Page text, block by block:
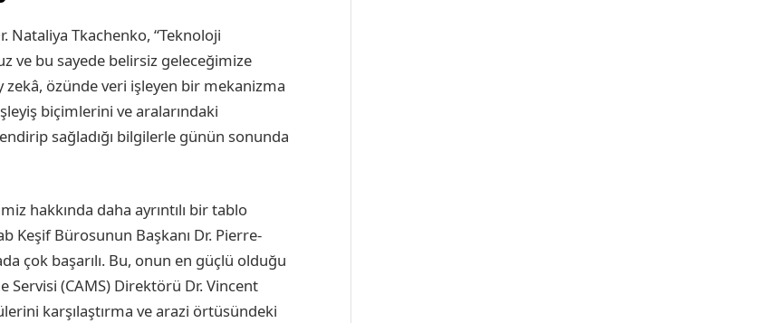
Nataliya Tkachenko, “Teknoloji
ve bu sayede belirsiz geleceğimize
özünde veri işleyen bir mekanizma
biçimlerini ve aralarındaki
sağladığı bilgilerle günün sonunda
hakkında daha ayrıntılı bir tablo
Keşif Bürosunun Başkanı Dr. Pierre-
çok başarılı. Bu, onun en güçlü olduğu
(CAMS) Direktörü Dr. Vincent
karşılaştırma ve arazi örtüsündeki